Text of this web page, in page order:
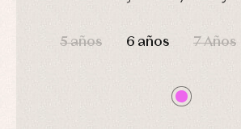
5 años 6 años 7 Años
bodys,
y